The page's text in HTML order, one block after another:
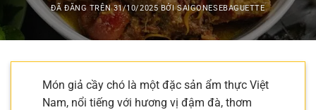
ĐÃ ĐĂNG TRÊN31/10/2025 BỞISAIGONESEBAGUETTE
Món giả cầy chó là một đặc sản ẩm thực Việt
Nam, nổi tiếng với hương vị đậm đà, thơm